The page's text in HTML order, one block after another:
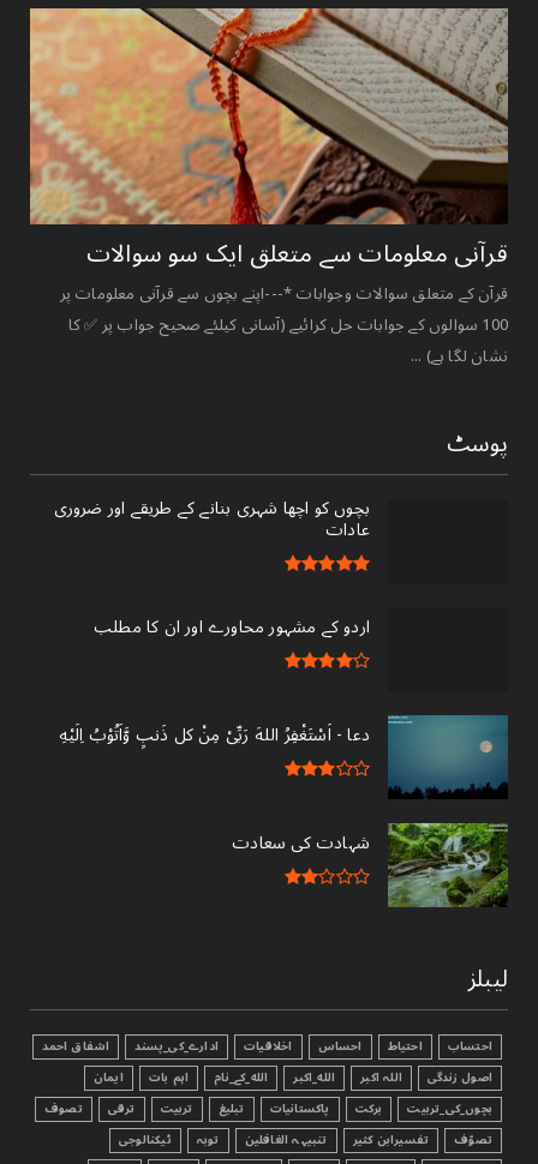
قرآنی ‏معلومات ‏سے ‏متعلق ‏ایک ‏سو ‏سوالات ‏
قرآن کے متعلق سوالات وجوابات *---اپنے بچوں سے قرآنی معلومات پر
100 سوالوں کے جوابات حل کرائیے (آسانی کیلئے صحیح جواب پر ✅ کا
نشان لگا ہے) ...
پوسٹ
بچوں کو اچھا شہری بنانے کے طریقے اور ضروری
عادات
اردو کے مشہور محاورے اور ان کا مطلب
دعا - ‎اَسْتَغْفِرُ اللهَ رَبِّىْ مِنْ کل ذَنبٍ وَّاَتُوْبُ اِلَيْهِ
شہادت کی سعادت
لیبلز
احتساب احتیاط احساس اخلاقیات ادارے_کی_پسند
اشفاق احمد
اصول زندگی
اللہ اکبر الله_اکبر الله_کے_نام اہم بات
ایمان
بچوں_کی_تربیت
برکت پاکستانیات تبليغ تربیت ترقی
تصوف
تصوّف
تفسیرابن کثیر تنبیہہ الغافلین توبہ
ٹیکنالوجی